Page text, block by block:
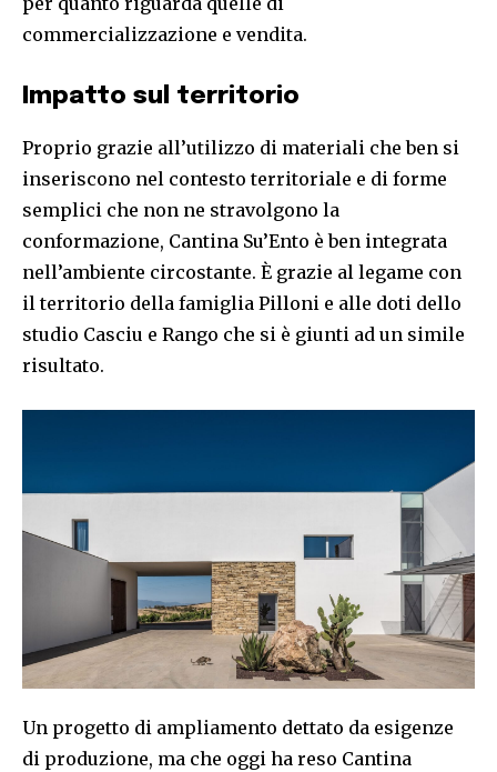
commercializzazione e vendita.
Impatto sul territorio
Proprio grazie all’utilizzo di materiali che ben si
inseriscono nel contesto territoriale e di forme
semplici che non ne stravolgono la
conformazione, Cantina Su’Ento è ben integrata
nell’ambiente circostante. È grazie al legame con
il territorio della famiglia Pilloni e alle doti dello
studio Casciu e Rango che si è giunti ad un simile
risultato.
Un progetto di ampliamento dettato da esigenze
di produzione, ma che oggi ha reso Cantina